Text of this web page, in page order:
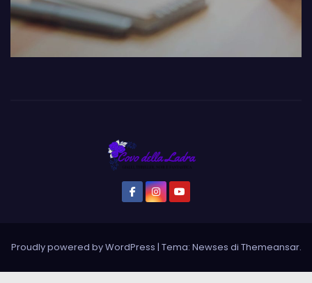
Proudly powered by WordPress | Tema: Newses di Themeansar.